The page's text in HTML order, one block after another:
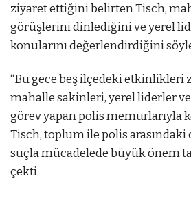
ziyaret ettiğini belirten Tisch,
görüşlerini dinlediğini ve yerel
konularını değerlendirdiğini
“Bu gece beş ilçedeki etkinlikleri
mahalle sakinleri, yerel liderler
görev yapan polis memurlarıyla
Tisch, toplum ile polis
suçla mücadelede büyük önem
çekti.